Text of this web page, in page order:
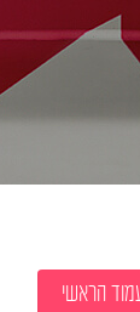
הראשי